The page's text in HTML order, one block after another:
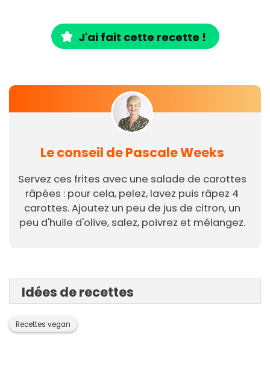
J'ai fait cette recette !
Le conseil de Pascale Weeks
Servez ces frites avec une salade de carottes
râpées : pour cela, pelez, lavez puis râpez 4
carottes. Ajoutez un peu de jus de citron, un
peu d'huile d'olive, salez, poivrez et mélangez.
Idées de recettes
Recettes vegan